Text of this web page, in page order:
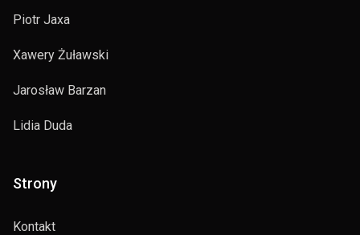
Piotr Jaxa
Xawery Żuławski
Jarosław Barzan
Lidia Duda
Strony
Kontakt